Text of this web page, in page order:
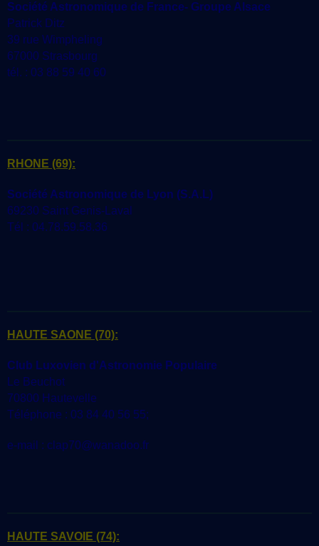
Société Astronomique de France- Groupe Alsace
Patrick Ditz
39 rue Wimpheling
67000 Strasbourg
tél. : 03 88 59 40 60
RHONE (69):
Société Astronomique de Lyon (S.A.L)
69230 Saint Genis-Laval
Tél : 04.78.59.58.36
HAUTE SAONE (70):
Club Luxovien d'Astronomie Populaire
Le Beuchot
70800 Hautevelle
Téléphone : 03 84 40 56 55;
e-mail : clap70@wanadoo.fr
HAUTE SAVOIE (74):